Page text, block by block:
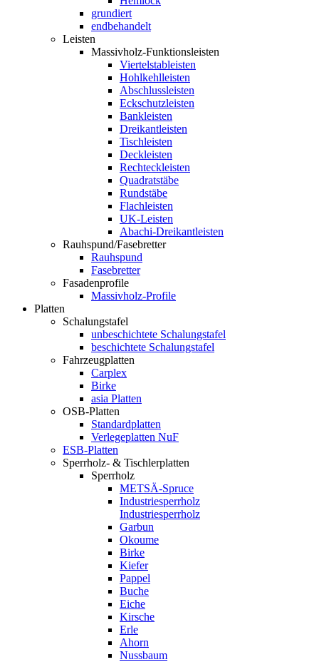
grundiert
endbehandelt
Leisten
Massivholz-Funktionsleisten
Viertelstableisten
Hohlkehlleisten
Abschlussleisten
Eckschutzleisten
Bankleisten
Dreikantleisten
Tischleisten
Deckleisten
Rechteckleisten
Quadratstäbe
Rundstäbe
Flachleisten
UK-Leisten
Abachi-Dreikantleisten
Rauhspund/Fasebretter
Rauhspund
Fasebretter
Fasadenprofile
Massivholz-Profile
Platten
Schalungstafel
unbeschichtete Schalungstafel
beschichtete Schalungstafel
Fahrzeugplatten
Carplex
Birke
asia Platten
OSB-Platten
Standardplatten
Verlegeplatten NuF
ESB-Platten
Sperrholz- & Tischlerplatten
Sperrholz
METSÄ-Spruce
Industriesperrholz
Industriesperrholz
Garbun
Okoume
Birke
Kiefer
Pappel
Buche
Eiche
Kirsche
Erle
Ahorn
Nussbaum